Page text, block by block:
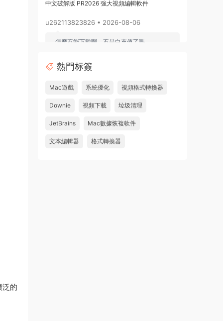
的
中文破解版 PR2026 強大視頻編輯軟件
u262113823826 • 2026-08-06
怎麽不能下載啊，不是白充值了嗎
來源：
Adobe Premiere Pro 2026 v26.2.2 Mac
中文破解版 PR2026 強大視頻編輯軟件
u604731536624 • 2026-07-15
中文破解版
熱門标簽
Mac遊戲 系統優化 視頻格式轉換器
Downie 視頻下載 垃圾清理
JetBrains Mac數據恢複軟件
文本編輯器 格式轉換器